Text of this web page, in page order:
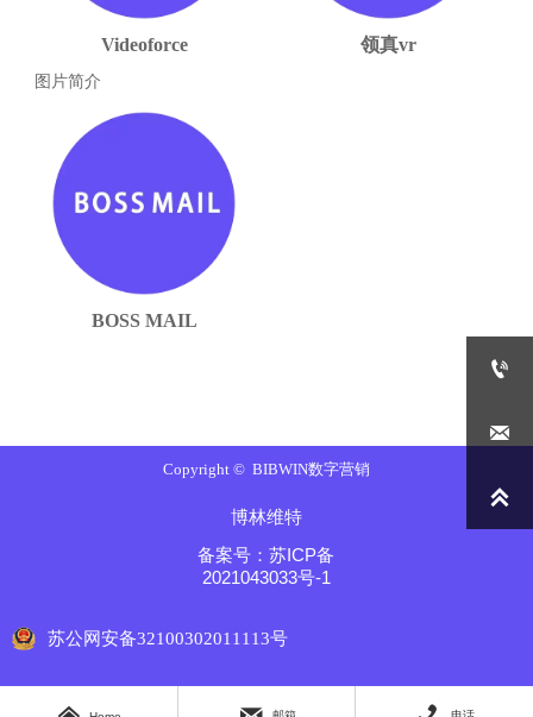
Videoforce
图片简介
领真vr
BOSS MAIL
Copyright © BIBWIN数字营销
博林维特
备案号：苏ICP备
2021043033号-1
苏公网安备32100302011113号


